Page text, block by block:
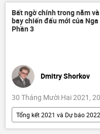
Covid-19 tại Việt Nam
Bất ngờ chính trong năm
bay chiến đấu mới của
Phần 3
Dmitry Shorkov
30 Tháng Mười Hai 2021,
Tổng kết 2021 và Dự báo 2022
Quân sự
Zircon